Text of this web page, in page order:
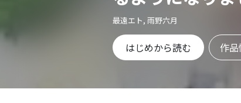
冊版
最遠エト, 雨野六月
はじめから読む 作